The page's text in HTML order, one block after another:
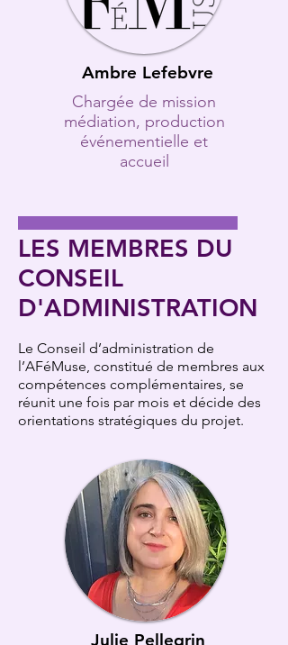
Ambre Lefebvre
Chargée de mission
médiation, production
événementielle et
accueil
LES MEMBRES DU
CONSEIL
D'ADMINISTRATION
Le Conseil d’administration de
l’AFéMuse, constitué de membres aux
compétences complémentaires, se
réunit une fois par mois et décide des
orientations stratégiques du projet.
Julie Pellegrin